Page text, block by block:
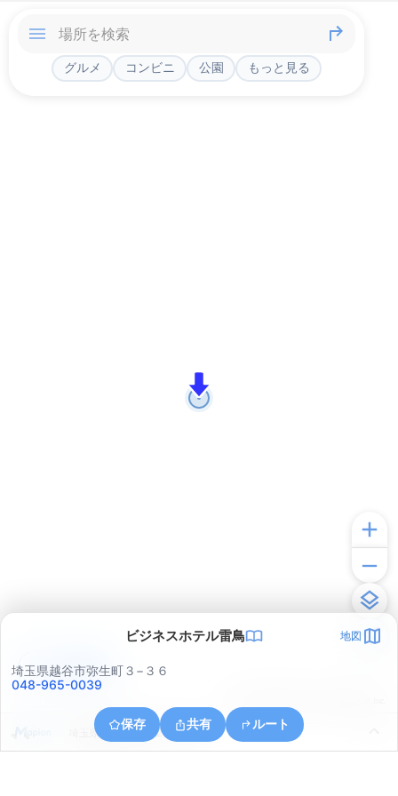
グルメ コンビニ 公園 もっと見る
ビジネスホテル雷鳥 地図
埼玉県越谷市弥生町３−３６
048-965-0039
保存 共有 ルート
埼玉県越谷市西方２丁目１７
アプリで見る